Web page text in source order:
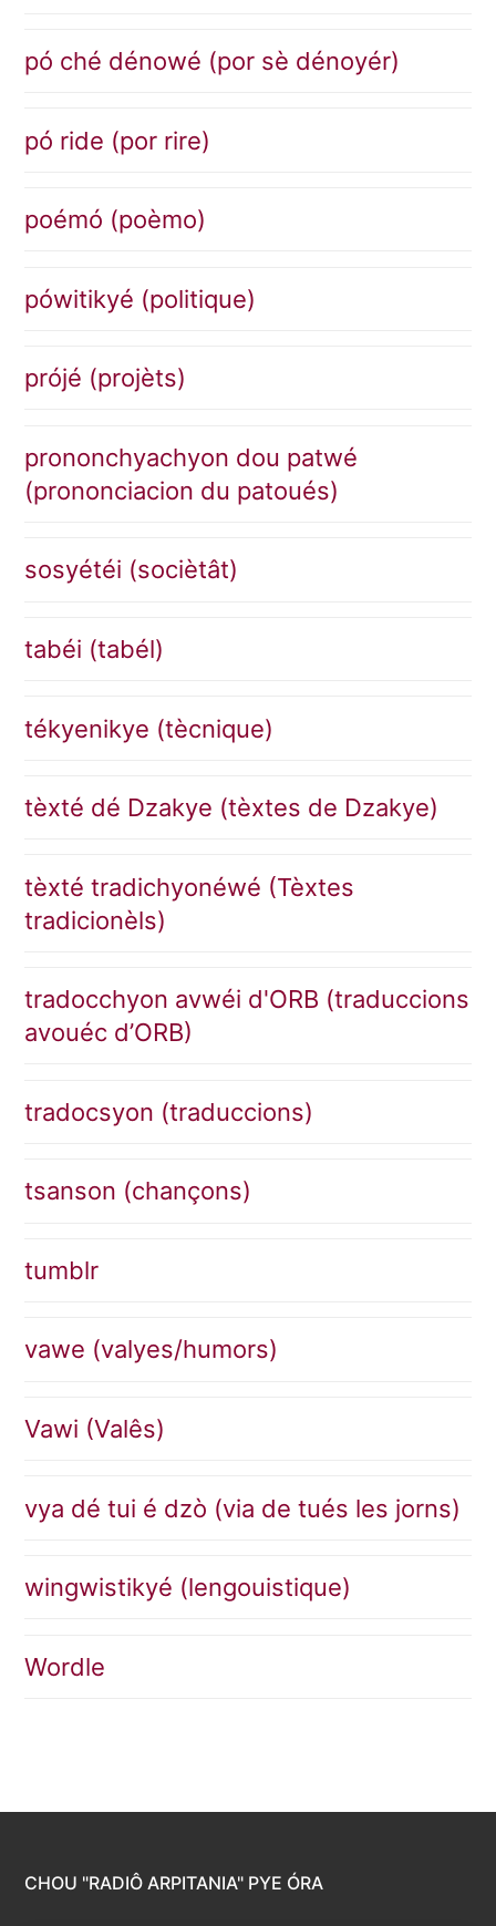
pó ché dénowé (por sè dénoyér)
pó ride (por rire)
poémó (poèmo)
pówitikyé (politique)
prójé (projèts)
prononchyachyon dou patwé
(prononciacion du patoués)
sosyétéi (sociètât)
tabéi (tabél)
tékyenikye (tècnique)
tèxté dé Dzakye (tèxtes de Dzakye)
tèxté tradichyonéwé (Tèxtes
tradicionèls)
tradocchyon avwéi d'ORB (traduccions
avouéc d’ORB)
tradocsyon (traduccions)
tsanson (chançons)
tumblr
vawe (valyes/humors)
Vawi (Valês)
vya dé tui é dzò (via de tués les jorns)
wingwistikyé (lengouistique)
Wordle
CHOU "RADIÔ ARPITANIA" PYE ÓRA